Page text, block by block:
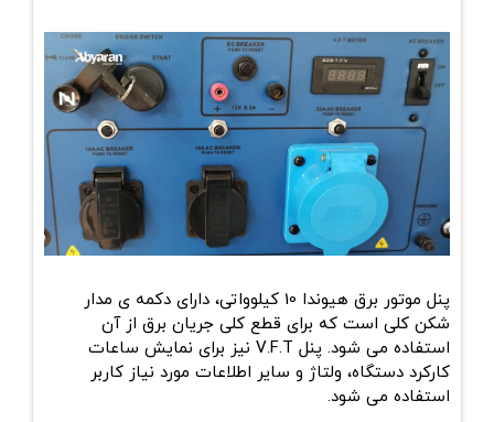
پنل موتور برق هیوندا 10 کیلوواتی، دارای دکمه ی مدار
شکن کلی است که برای قطع کلی جریان برق از آن
استفاده می شود. پنل V.F.T نیز برای نمایش ساعات
کارکرد دستگاه، ولتاژ و سایر اطلاعات مورد نیاز کاربر
استفاده می شود.